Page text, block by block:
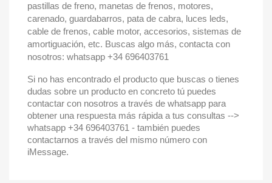
pastillas de freno, manetas de frenos, motores,
carenado, guardabarros, pata de cabra, luces leds,
cable de frenos, cable motor, accesorios, sistemas de
amortiguación, etc. Buscas algo más, contacta con
nosotros: whatsapp +34 696403761
Si no has encontrado el producto que buscas o tienes
dudas sobre un producto en concreto tú puedes
contactar con nosotros a través de whatsapp para
obtener una respuesta más rápida a tus consultas -->
whatsapp +34 696403761 - también puedes
contactarnos a través del mismo número con
iMessage.